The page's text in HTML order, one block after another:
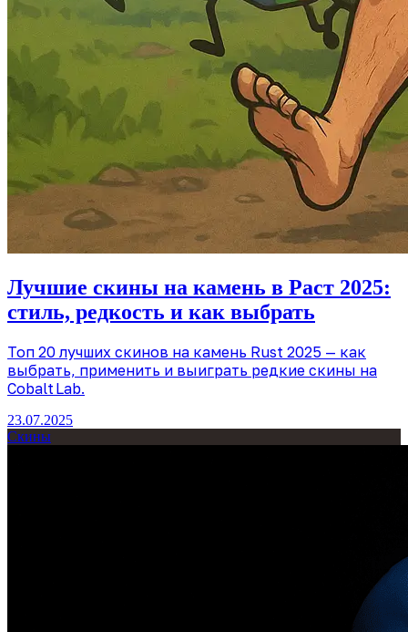
Лучшие скины на камень в Раст 2025:
стиль, редкость и как выбрать
Топ 20 лучших скинов на камень Rust 2025 — как
выбрать, применить и выиграть редкие скины на
Cobalt Lab.
23.07.2025
Скины